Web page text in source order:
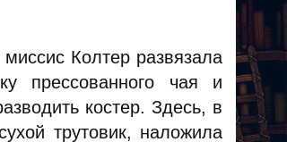
Колтер развязала
прессованного чая и
костер. Здесь, в
трутовик, наложила